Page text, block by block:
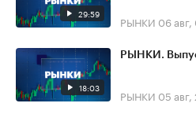
29:59 РЫНКИ 06 авг,
18:03
РЫНКИ.
РЫНКИ 05 авг,